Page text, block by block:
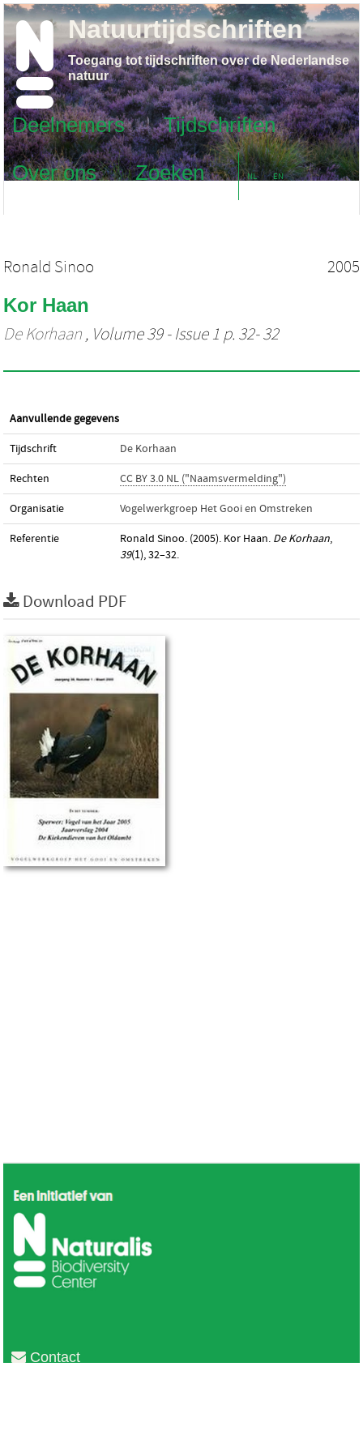
Deelnemers
Tijdschriften
Over ons
Zoeken NL EN
Natuurtijdschriften
Toegang tot tijdschriften over de Nederlandse
natuur
Ronald Sinoo 2005
Kor Haan
De Korhaan , Volume 39 - Issue 1 p. 32- 32
Aanvullende gegevens
Tijdschrift De Korhaan
Rechten CC BY 3.0 NL ("Naamsvermelding")
Organisatie Vogelwerkgroep Het Gooi en Omstreken
Referentie Ronald Sinoo. (2005). Kor Haan. De Korhaan,
39(1), 32–32.
Download PDF
Contact